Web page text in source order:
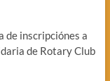
de inscripciónes a
de Rotary Club